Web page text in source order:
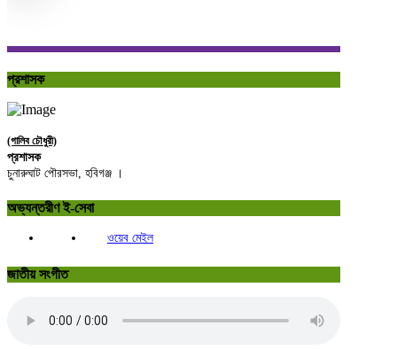
প্রশাসক
(গালিব চৌধুরী)
প্রশাসক
চুনারুঘাট পৌরসভা, হবিগঞ্জ ।
অভ্যন্তরীণ ই-সেবা
ওয়েব মেইল
জাতীয় সংগীত